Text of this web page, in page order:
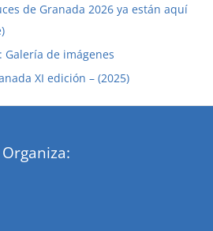
de Granada 2026 ya están aquí
Galería de imágenes
XI edición – (2025)
Organiza: